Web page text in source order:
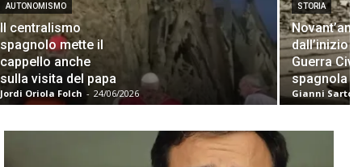
AUTONOMISMO
Il centralismo
spagnolo mette il
cappello anche
sulla visita del papa
Jordi Oriola Folch - 24/06/2026
STORIA
Novant’anni
dall’inizio
Guerra
spagnola
Gianni Sartori